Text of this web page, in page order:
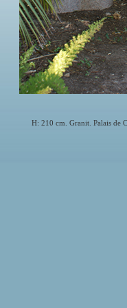
H: 210 cm. Granit. Palais de